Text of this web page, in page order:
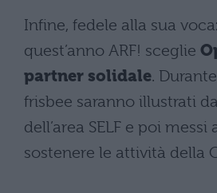
Infine, fedele alla sua
quest’anno ARF! sceglie
partner solidale.
frisbee saranno illustrati
dell’area SELF e poi messi
sostenere le attività della